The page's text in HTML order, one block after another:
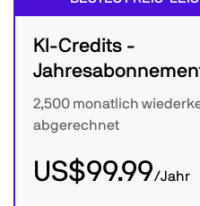
KI-Credits -
2,500 monatlich
abgerechnet
US$99.99/Jahr